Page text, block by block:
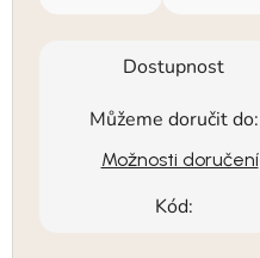
Dostupnost
Můžeme doručit do:
Možnosti doručení
Kód: